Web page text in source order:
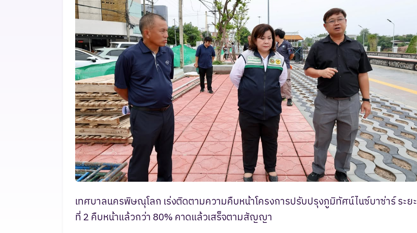
เทศบาลนครพิษณุโลก เร่งติดตามความคืบหน้าโครงการปรับปรุงภูมิทัศน์ไนซ์บาซ่าร์ ระยะ
ที่ 2 คืบหน้าแล้วกว่า 80% คาดแล้วเสร็จตามสัญญา